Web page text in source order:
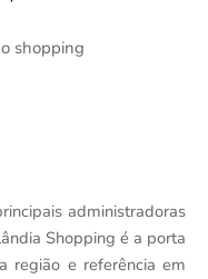
shopping
administradoras
Shopping é a porta
região e referência em